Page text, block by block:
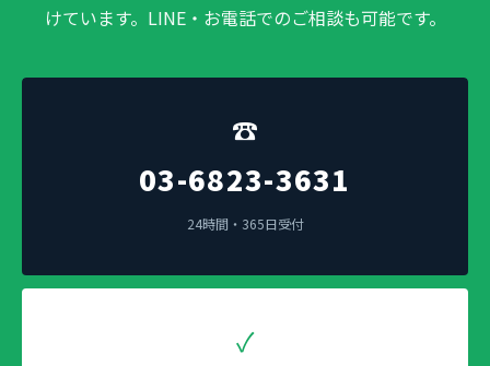
けています。LINE・お電話でのご相談も可能です。
☎
03-6823-3631
24時間・365日受付
✓